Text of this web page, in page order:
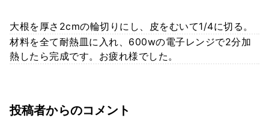
大根を厚さ2cmの輪切りにし、皮をむいて1/4に切る。
材料を全て耐熱皿に入れ、600wの電子レンジで2分加
熱したら完成です。お疲れ様でした。
投稿者からのコメント